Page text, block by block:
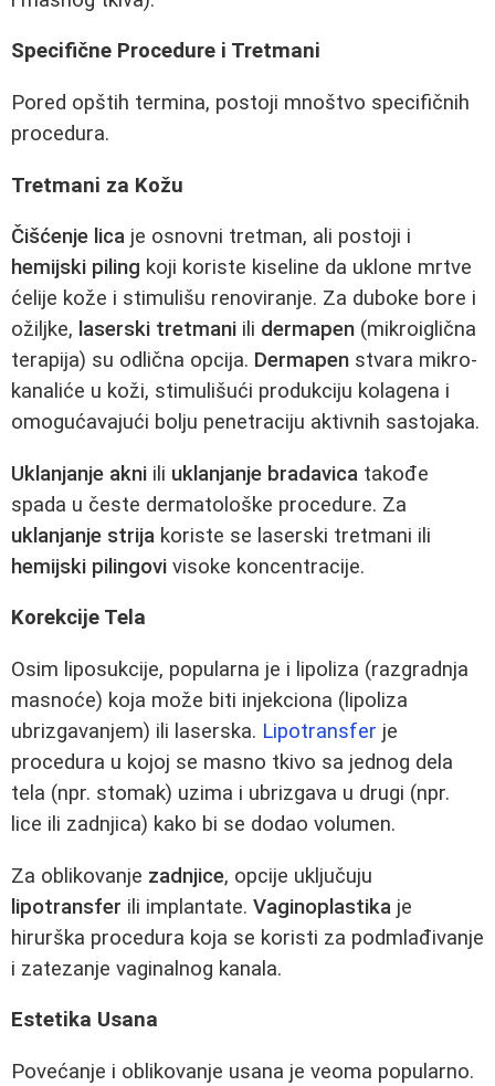
Specifične Procedure i Tretmani
Pored opštih termina, postoji mnoštvo specifičnih
procedura.
Tretmani za Kožu
Čišćenje lica je osnovni tretman, ali postoji i
hemijski piling koji koriste kiseline da uklone mrtve
ćelije kože i stimulišu renoviranje. Za duboke bore i
ožiljke, laserski tretmani ili dermapen (mikroiglična
terapija) su odlična opcija. Dermapen stvara mikro-
kanaliće u koži, stimulišući produkciju kolagena i
omogućavajući bolju penetraciju aktivnih sastojaka.
Uklanjanje akni ili uklanjanje bradavica takođe
spada u česte dermatološke procedure. Za
uklanjanje strija koriste se laserski tretmani ili
hemijski pilingovi visoke koncentracije.
Korekcije Tela
Osim liposukcije, popularna je i lipoliza (razgradnja
masnoće) koja može biti injekciona (lipoliza
ubrizgavanjem) ili laserska. Lipotransfer je
procedura u kojoj se masno tkivo sa jednog dela
tela (npr. stomak) uzima i ubrizgava u drugi (npr.
lice ili zadnjica) kako bi se dodao volumen.
Za oblikovanje zadnjice, opcije uključuju
lipotransfer ili implantate. Vaginoplastika je
hirurška procedura koja se koristi za podmlađivanje
i zatezanje vaginalnog kanala.
Estetika Usana
Povećanje i oblikovanje usana je veoma popularno.